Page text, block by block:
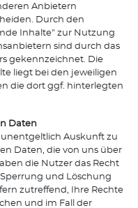
Anbietern
Durch den
Inhalte" zur Nutzung
sind durch das
gekennzeichnet. Die
liegt bei den jeweiligen
die dort ggf. hinterlegten
Daten
Auskunft zu
Daten, die von uns über
die Nutzer das Recht
und Löschung
zutreffend, Ihre Rechte
und im Fall der